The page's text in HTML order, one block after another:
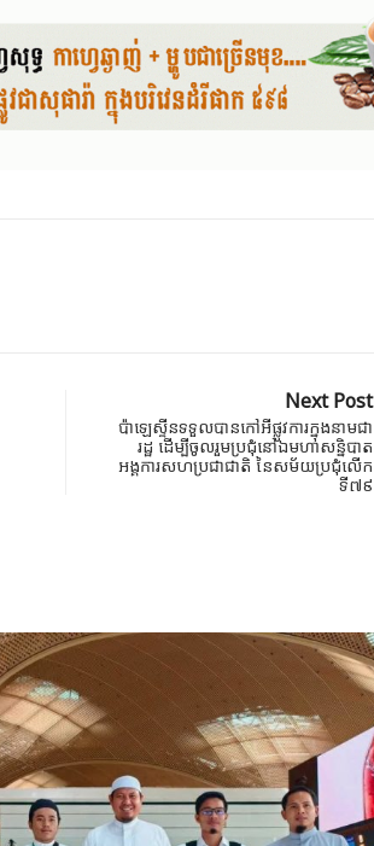
Next Post
ប៉ាឡេស្ទីនទទួលបានកៅអីផ្លូវការក្នុងនាមជា
រដ្ឋ ដើម្បីចូលរួមប្រជុំ​នៅឯមហាសន្និបាត
អង្គការ​សហ​ប្រជាជាតិ នៃ​សម័យប្រជុំ​លើក​
ទី​៧៩